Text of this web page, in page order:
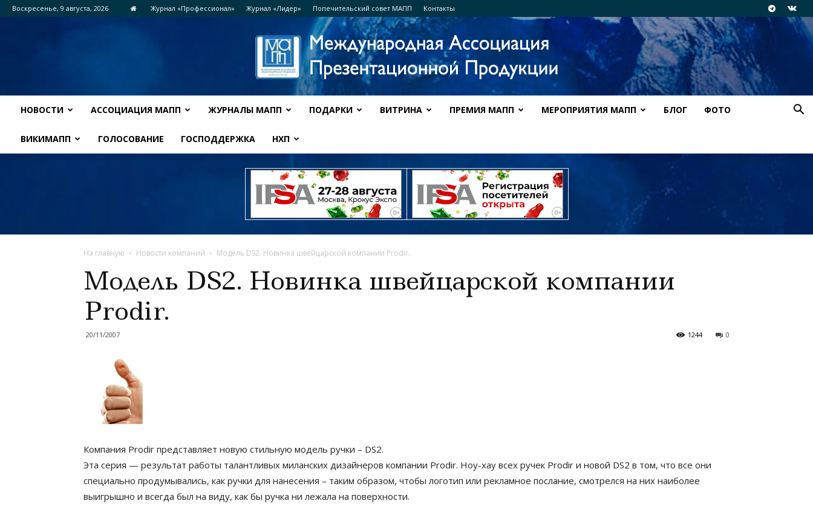
Воскресенье, 9 августа, 2026 Журнал «Профессионал» Журнал «Лидер» Попечительский совет МАПП Контакты
НОВОСТИ АССОЦИАЦИЯ МАПП ЖУРНАЛЫ МАПП ПОДАРКИ ВИТРИНА ПРЕМИЯ МАПП МЕРОПРИЯТИЯ МАПП БЛОГ ФОТО
ВИКИМАПП ГОЛОСОВАНИЕ ГОСПОДДЕРЖКА НХП
На главную Новости компаний Модель DS2. Новинка швейцарской компании Prodir.
Модель DS2. Новинка швейцарской компании
Prodir.
20/11/2007 0
1244
Компания Prodir представляет новую стильную модель ручки – DS2.
Эта серия — результат работы талантливых миланских дизайнеров компании Prodir. Ноу-хау всех ручек Prodir и новой DS2 в том, что все они
специально продумывались, как ручки для нанесения – таким образом, чтобы логотип или рекламное послание, смотрелся на них наиболее
выигрышно и всегда был на виду, как бы ручка ни лежала на поверхности.